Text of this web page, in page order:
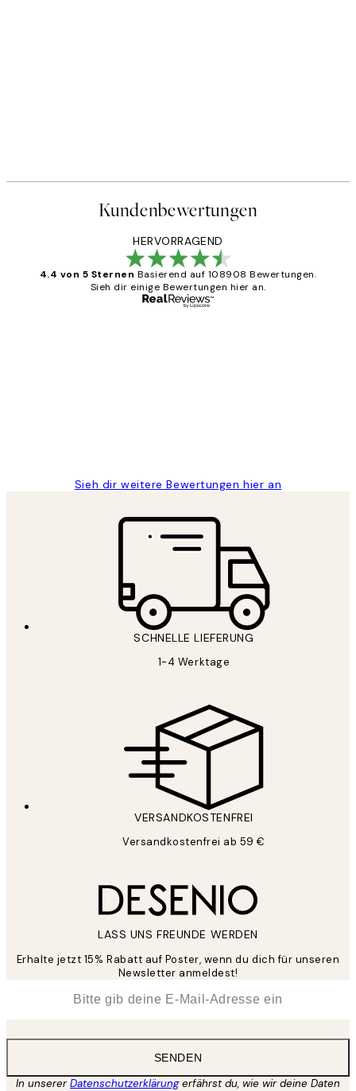
Kundenbewertungen
HERVORRAGEND
4.4 von 5 Sternen Basierend auf 108908 Bewertungen.
Sieh dir einige Bewertungen hier an.
Sieh dir weitere Bewertungen hier an
SCHNELLE LIEFERUNG
1-4 Werktage
VERSANDKOSTENFREI
Versandkostenfrei ab 59 €
LASS UNS FREUNDE WERDEN
Erhalte jetzt 15% Rabatt auf Poster, wenn du dich für unseren
Newsletter anmeldest!
SENDEN
In unsererDatenschutzerklärungerfährst du, wie wir deine Daten